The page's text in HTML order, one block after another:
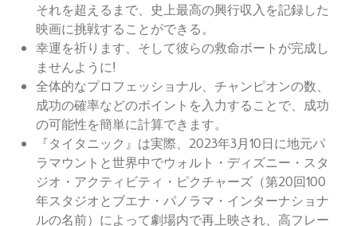
それを超えるまで、史上最高の興行収入を記録した
映画に挑戦することができる。
幸運を祈ります、そして彼らの救命ボートが完成し
ませんように!
全体的なプロフェッショナル、チャンピオンの数、
成功の確率などのポイントを入力することで、成功
の可能性を簡単に計算できます。
『タイタニック』は実際、2023年3月10日に地元パ
ラマウントと世界中でウォルト・ディズニー・スタ
ジオ・アクティビティ・ピクチャーズ（第20回100
年スタジオとブエナ・パノラマ・インターナショナ
ルの名前）によって劇場内で再上映され、高フレー